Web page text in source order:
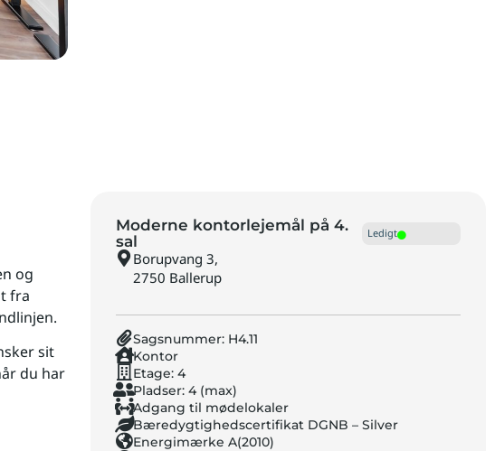
og
fra
sit
du har
Moderne kontorlejemål på 4.
sal
Ledigt
Borupvang 3,
2750 Ballerup
Sagsnummer: H4.11
Kontor
Etage: 4
Pladser: 4 (max)
Adgang til mødelokaler
Bæredygtighedscertifikat DGNB – Silver
Energimærke A(2010)